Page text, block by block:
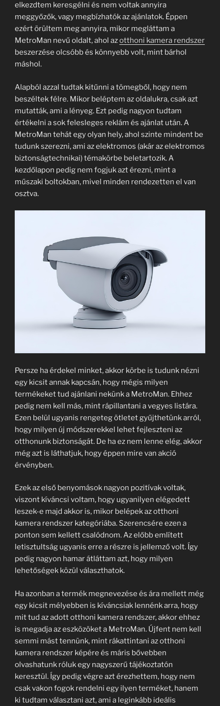
elkezdtem keresgélni és nem voltak annyira
meggyőzők, vagy megbízhatók az ajánlatok. Éppen
ezért örültem meg annyira, mikor megláttam a
MetroMan nevű oldalt, ahol azotthoni kamera rendszer
beszerzése olcsóbb és könnyebb volt, mint bárhol
máshol.
Alapból azzal tudtak kitűnni a tömegből, hogy nem
beszéltek félre. Mikor beléptem az oldalukra, csak azt
mutatták, ami a lényeg. Ezt pedig nagyon tudtam
értékelni a sok felesleges reklám és ajánlat után. A
MetroMan tehát egy olyan hely, ahol szinte mindent be
tudunk szerezni, ami az elektromos (akár az elektromos
biztonságtechnikai) témakörbe beletartozik. A
kezdőlapon pedig nem fogjuk azt érezni, mint a
műszaki boltokban, mivel minden rendezetten el van
osztva.
Persze ha érdekel minket, akkor körbe is tudunk nézni
egy kicsit annak kapcsán, hogy mégis milyen
termékeket tud ajánlani nekünk a MetroMan. Ehhez
pedig nem kell más, mint rápillantani a vegyes listára.
Ezen belül ugyanis rengeteg ötletet gyűjthetünk arról,
hogy milyen új módszerekkel lehet fejleszteni az
otthonunk biztonságát. De ha ez nem lenne elég, akkor
még azt is láthatjuk, hogy éppen mire van akció
érvényben.
Ezek az első benyomások nagyon pozitívak voltak,
viszont kíváncsi voltam, hogy ugyanilyen elégedett
leszek-e majd akkor is, mikor belépek az otthoni
kamera rendszer kategóriába. Szerencsére ezen a
ponton sem kellett csalódnom. Az előbb említett
letisztultság ugyanis erre a részre is jellemző volt. Így
pedig nagyon hamar átláttam azt, hogy milyen
lehetőségek közül választhatok.
Ha azonban a termék megnevezése és ára mellett még
egy kicsit mélyebben is kíváncsiak lennénk arra, hogy
mit tud az adott otthoni kamera rendszer, akkor ehhez
is megadja az eszközöket a MetroMan. Újfent nem kell
semmi mást tennünk, mint rákattintani az otthoni
kamera rendszer képére és máris bővebben
olvashatunk róluk egy nagyszerű tájékoztatón
keresztül. Így pedig végre azt érezhettem, hogy nem
csak vakon fogok rendelni egy ilyen terméket, hanem
ki tudtam választani azt, ami a leginkább ideális